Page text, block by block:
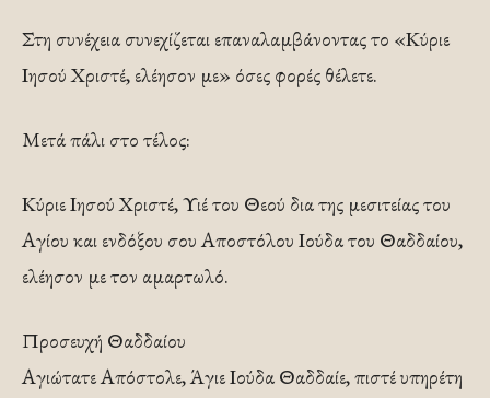
Στη συνέχεια συνεχίζεται επαναλαμβάνοντας το «Κύριε
Ιησού Χριστέ, ελέησον με» όσες φορές θέλετε.
Μετά πάλι στο τέλος:
Κύριε Ιησού Χριστέ, Υιέ του Θεού δια της μεσιτείας του
Αγίου και ενδόξου σου Αποστόλου Ιούδα του Θαδδαίου,
ελέησον με τον αμαρτωλό.
Προσευχή Θαδδαίου
Αγιώτατε Απόστολε, Άγιε Ιούδα Θαδδαίε, πιστέ υπηρέτη